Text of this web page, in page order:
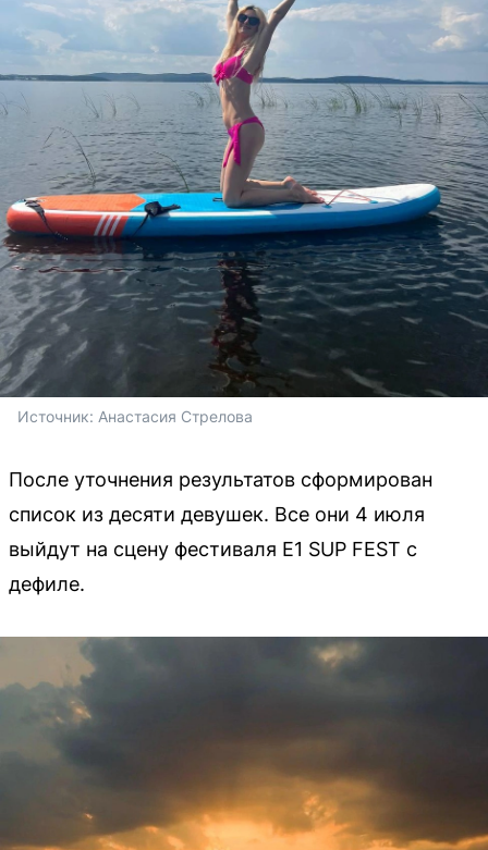
Источник: Анастасия Стрелова
После уточнения результатов сформирован
список из десяти девушек. Все они 4 июля
выйдут на сцену фестиваля E1 SUP FEST с
дефиле.